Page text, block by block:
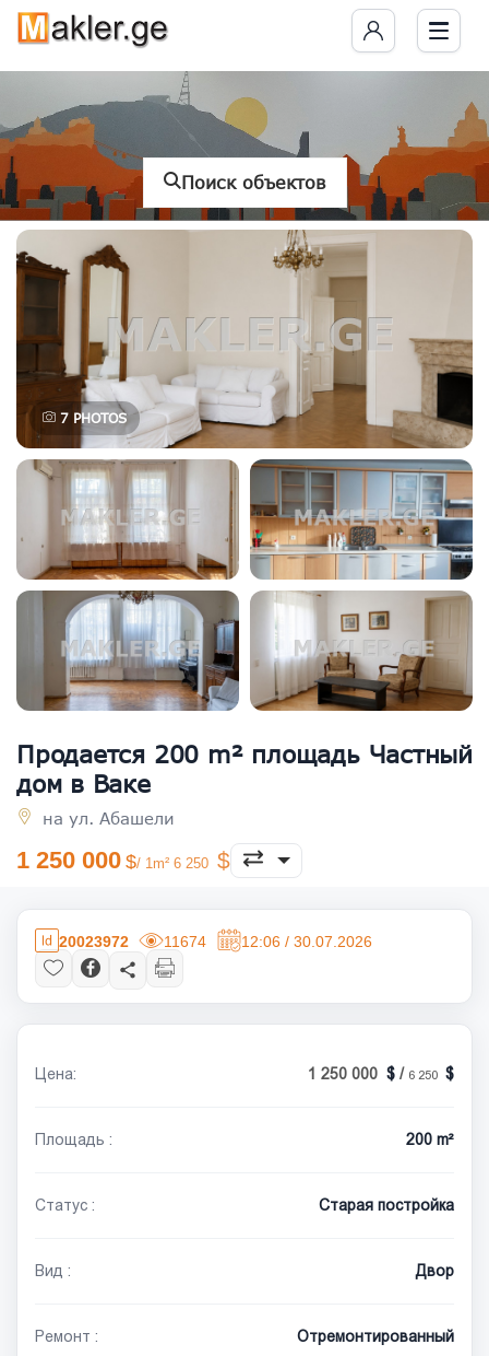
Поиск объектов
7 PHOTOS
Продается 200 m² площадь Частный
дом в Ваке
на ул. Абашели
1 250 000 / 1m² 6 250
20023972 11674 12:06 / 30.07.2026
Цена: 1 250 000 / 6 250
Площадь : 200 m²
Статус : Старая постройка
Вид : Двор
Ремонт : Отремонтированный